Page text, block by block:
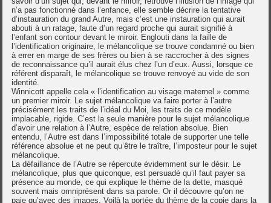
n’a pas fonctionné dans l’enfance, elle semble décrire la tentative
d’instauration du grand Autre, mais c’est une instauration qui aurait
abouti à un ratage, faute d’un regard proche qui aurait signifié à
l’enfant son contour devant le miroir. Englouti dans la faille de
l’identification originaire, le mélancolique se trouve condamné ou bien
à errer en marge de ses frères ou bien à se raccrocher à des signes
de reconnaissance qu’il aurait élus chez l’un d’eux. Aussi, lorsque ce
référent disparaît, le mélancolique se trouve renvoyé au vide de son
identité.
Winnicott appelle cela « l’identification au visage maternel » comme
un premier miroir. Le sujet mélancolique va faire porter à l’autre
précisément les traits de l’idéal du Moi, les traits de ce modèle
implacable, rigide. C’est la seule manière pour le sujet mélancolique
d’avoir une relation à l’Autre, espèce de relation absolue. Bien
entendu, l’Autre est dans l’impossibilité totale de supporter une telle
référence absolue et ne peut qu’être le traître, l’imposteur pour le sujet
mélancolique.
La défaillance de l’Autre se répercute évidemment sur le désir. Le
mélancolique, plus que quiconque, est persuadé qu’il faut payer sa
présence au monde, ce qui explique le thème de la dette, masqué
souvent mais omniprésent dans sa parole. Or il découvre qu’on ne
paie qu’avec des images. Voilà la portée du thème de la copie dans la